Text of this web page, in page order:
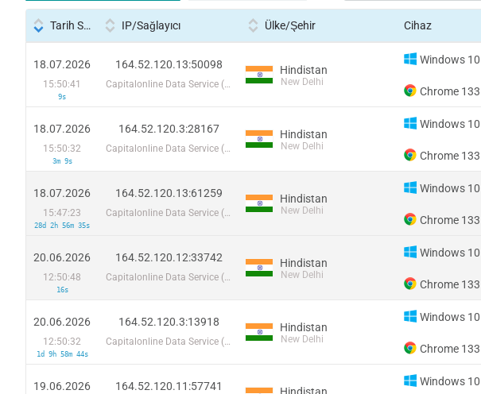
Tarih Saati IP/Sağlayıcı Ülke/Şehir Cihaz
18.07.2026
15:50:41
9s
164.52.120.13:50098
Capitalonline Data Service (HK) Co
Hindistan
New Delhi
Windows 10
Chrome 133
18.07.2026
15:50:32
3m 9s
164.52.120.3:28167
Capitalonline Data Service (HK) Co
Hindistan
New Delhi
Windows 10
Chrome 133
18.07.2026
15:47:23
28d 2h 56m 35s
164.52.120.13:61259
Capitalonline Data Service (HK) Co
Hindistan
New Delhi
Windows 10
Chrome 133
20.06.2026
12:50:48
16s
164.52.120.12:33742
Capitalonline Data Service (HK) Co
Hindistan
New Delhi
Windows 10
Chrome 133
20.06.2026
12:50:32
1d 9h 58m 44s
164.52.120.3:13918
Capitalonline Data Service (HK) Co
Hindistan
New Delhi
Windows 10
Chrome 133
19.06.2026 164.52.120.11:57741 Hindistan
Windows 10